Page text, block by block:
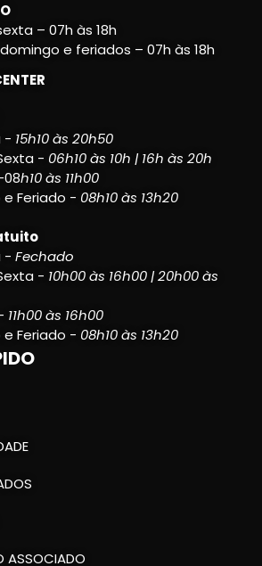
– 07h às 18h
e feriados – 07h às 18h
- 15h10 às 20h50
- 06h10 às 10h | 16h às 20h
08h10 às 11h00
e Feriado - 08h10 às 13h20
- Fechado
- 10h00 às 16h00 | 20h00 às
11h00 às 16h00
e Feriado - 08h10 às 13h20
ASSOCIADO